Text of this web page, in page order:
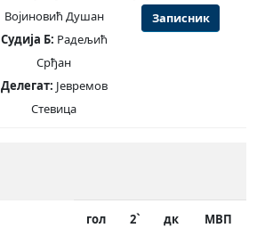
Војиновић Душан
Судија Б: Радељић
Срђан
Делегат: Јевремов
Стевица
Записник
гол 2` дк МВП